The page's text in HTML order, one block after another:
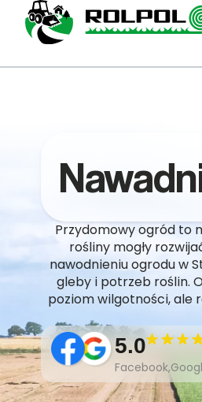
Przydomowy ogród to
rośliny mogły
nawodnieniu ogrodu w
gleby i potrzeb roślin.
poziom wilgotności, ale
5.0